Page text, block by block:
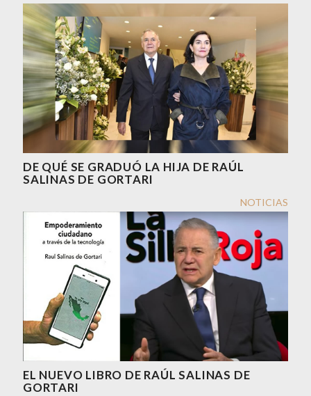
DE QUÉ SE GRADUÓ LA HIJA DE RAÚL
SALINAS DE GORTARI
NOTICIAS
EL NUEVO LIBRO DE RAÚL SALINAS DE
GORTARI